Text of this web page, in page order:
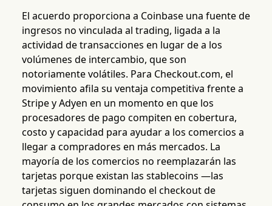
El acuerdo proporciona a Coinbase una fuente de
ingresos no vinculada al trading, ligada a la
actividad de transacciones en lugar de a los
volúmenes de intercambio, que son
notoriamente volátiles. Para Checkout.com, el
movimiento afila su ventaja competitiva frente a
Stripe y Adyen en un momento en que los
procesadores de pago compiten en cobertura,
costo y capacidad para ayudar a los comercios a
llegar a compradores en más mercados. La
mayoría de los comercios no reemplazarán las
tarjetas porque existan las stablecoins —las
tarjetas siguen dominando el checkout de